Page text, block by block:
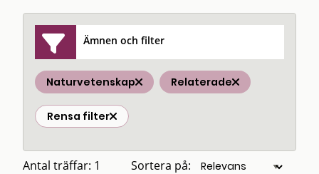
Ämnen och filter
Naturvetenskap Relaterade
Rensa filter
Antal träffar: 1 Sortera på: